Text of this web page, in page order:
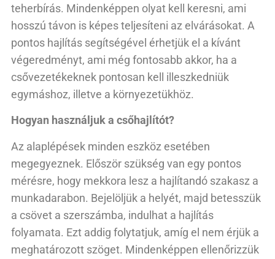
teherbírás. Mindenképpen olyat kell keresni, ami
hosszú távon is képes teljesíteni az elvárásokat. A
pontos hajlítás segítségével érhetjük el a kívánt
végeredményt, ami még fontosabb akkor, ha a
csővezetékeknek pontosan kell illeszkedniük
egymáshoz, illetve a környezetükhöz.
Hogyan használjuk a csőhajlítót?
Az alaplépések minden eszköz esetében
megegyeznek. Először szükség van egy pontos
mérésre, hogy mekkora lesz a hajlítandó szakasz a
munkadarabon. Bejelöljük a helyét, majd betesszük
a csövet a szerszámba, indulhat a hajlítás
folyamata. Ezt addig folytatjuk, amíg el nem érjük a
meghatározott szöget. Mindenképpen ellenőrizzük